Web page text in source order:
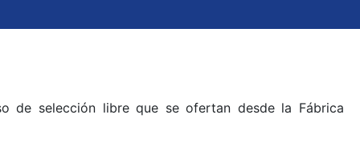
de selección libre que se ofertan desde la Fábrica